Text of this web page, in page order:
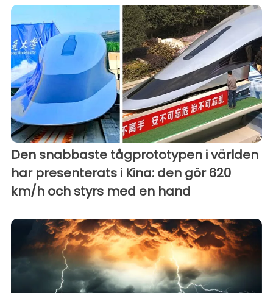
Den snabbaste tågprototypen i världen
har presenterats i Kina: den gör 620
km/h och styrs med en hand